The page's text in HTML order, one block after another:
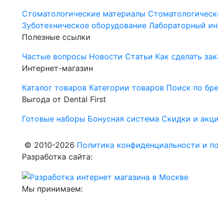
Стоматологические материалы
Зуботехническое оборудование Лабораторный
Полезные ссылки
Частые вопросы Новости Статьи Как сделать
Интернет-магазин
Каталог товаров Категории товаров Поиск по
Выгода от Dental First
Готовые наборы Бонусная система Скидки и
© 2010-2026 Политика конфиденциальности и
Разработка сайта:
Мы принимаем: